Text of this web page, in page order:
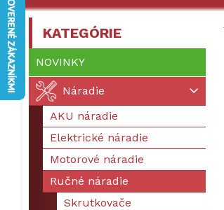
KATEGÓRIE
NOVINKY
Náradie
AKU náradie
Elektrické náradie
Motorové náradie
Ručné náradie
Skrutkovače